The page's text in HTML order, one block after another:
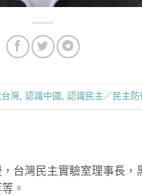
灣, 認識中國 , 認識民主／民主防
台灣民主實驗室理事長
。